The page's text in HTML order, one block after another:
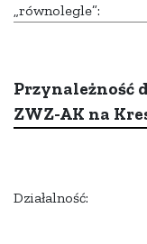
„równolegle”:
Przynależność
ZWZ-AK na
Działalność: